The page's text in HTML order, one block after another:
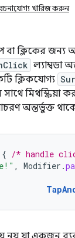
খারিজ করুন
ক্লিকের জন্য
ল্যাম্বডা
ক্লিকযোগ্য
মিথস্ক্রিয়া
অন্তর্ভুক্ত
{ /* handle
, Modifier .